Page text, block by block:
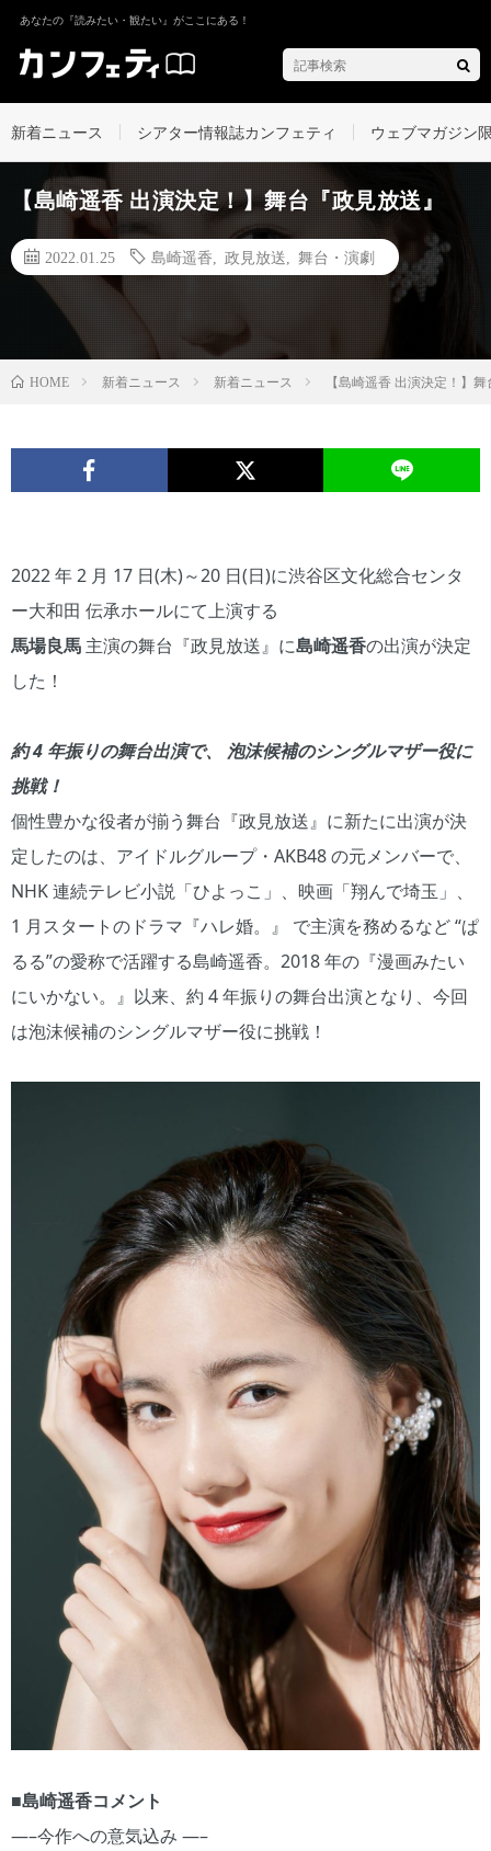
あなたの『読みたい・観たい』がここにある！
新着ニュース シアター情報誌カンフェティ ウェブマガジン
【島崎遥香 出演決定！】舞台『政見放送』
2022.01.25 島崎遥香 政見放送 舞台・演劇
HOME 新着ニュース 新着ニュース 【島崎遥香 出演決定！】
2022 年 2 月 17 日(木)～20 日(日)に渋谷区文化総合センタ
ー大和田 伝承ホールにて上演する
馬場良馬 主演の舞台『政見放送』に島崎遥香の出演が決定
した！
約 4 年振りの舞台出演で、 泡沫候補のシングルマザー役に
挑戦！
個性豊かな役者が揃う舞台『政見放送』に新たに出演が決
定したのは、アイドルグループ・AKB48 の元メンバーで、
NHK 連続テレビ小説「ひよっこ」、映画「翔んで埼玉」、
1 月スタートのドラマ『ハレ婚。』 で主演を務めるなど “ぱ
るる”の愛称で活躍する島崎遥香。2018 年の『漫画みたい
にいかない。』以来、約 4 年振りの舞台出演となり、今回
は泡沫候補のシングルマザー役に挑戦！
■島崎遥香コメント
—–今作への意気込み —–